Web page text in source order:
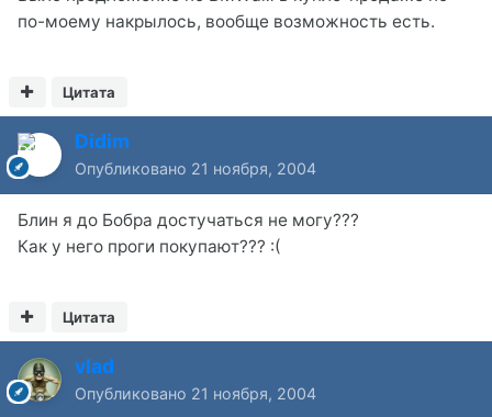
по-моему накрылось, вообще возможность есть.
Цитата
Didim
Опубликовано 21 ноября, 2004
Блин я до Бобра достучаться не могу???
Как у него проги покупают??? :(
Цитата
vlad
Опубликовано 21 ноября, 2004